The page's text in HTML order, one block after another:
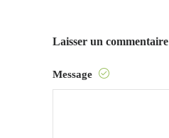
Laisser un commentaire
Message